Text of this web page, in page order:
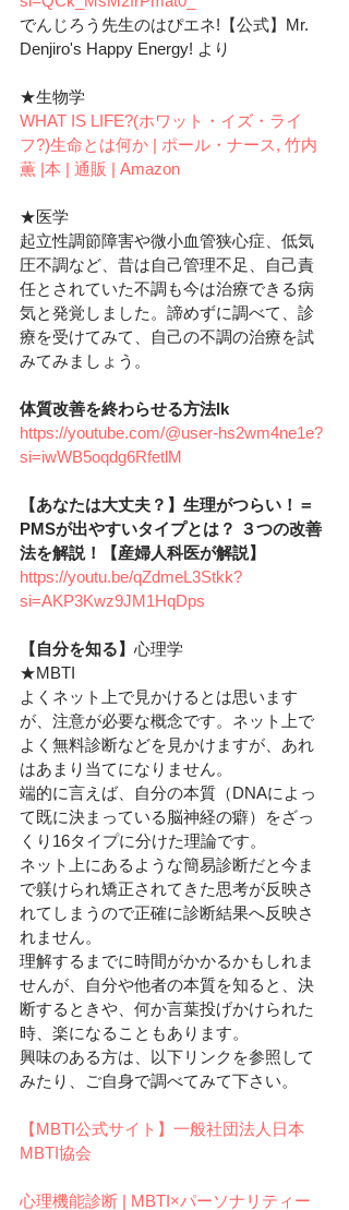
でんじろう先生のはぴエネ!【公式】Mr.
Denjiro's Happy Energy! より
★生物学
WHAT IS LIFE?(ホワット・イズ・ライ
フ?)生命とは何か | ポール・ナース, 竹内
薫 |本 | 通販 | Amazon
★医学
起立性調節障害や微小血管狭心症、低気
圧不調など、昔は自己管理不足、自己責
任とされていた不調も今は治療できる病
気と発覚しました。諦めずに調べて、診
療を受けてみて、自己の不調の治療を試
みてみましょう。
体質改善を終わらせる方法lk
https://youtube.com/@user-hs2wm4ne1e?
si=iwWB5oqdg6RfetlM
【あなたは大丈夫？】生理がつらい！＝
PMSが出やすいタイプとは？ ３つの改善
法を解説！【産婦人科医が解説】
https://youtu.be/qZdmeL3Stkk?
si=AKP3Kwz9JM1HqDps
【自分を知る】 心理学
★MBTI
よくネット上で見かけるとは思います
が、注意が必要な概念です。ネット上で
よく無料診断などを見かけますが、あれ
はあまり当てになりません。
端的に言えば、自分の本質（DNAによっ
て既に決まっている脳神経の癖）をざっ
くり16タイプに分けた理論です。
ネット上にあるような簡易診断だと今ま
で躾けられ矯正されてきた思考が反映さ
れてしまうので正確に診断結果へ反映さ
れません。
理解するまでに時間がかかるかもしれま
せんが、自分や他者の本質を知ると、決
断するときや、何か言葉投げかけられた
時、楽になることもあります。
興味のある方は、以下リンクを参照して
みたり、ご自身で調べてみて下さい。
【MBTI公式サイト】一般社団法人日本
MBTI協会
心理機能診断 | MBTI×パーソナリティー